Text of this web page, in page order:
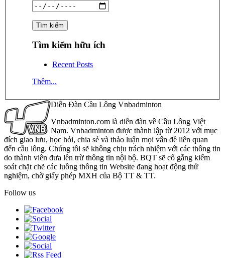
Tìm kiếm hữu ích
Recent Posts
Thêm...
Diễn Đàn Cầu Lông Vnbadminton
Vnbadminton.com là diễn đàn về Cầu Lông Việt
Nam. Vnbadminton được thành lập từ 2012 với mục
đích giao lưu, học hỏi, chia sẻ và thảo luận mọi vấn đề liên quan
đến cầu lông. Chúng tôi sẽ không chịu trách nhiệm với các thông tin
do thành viên đưa lên trừ thông tin nội bộ. BQT sẽ cố gắng kiểm
soát chặt chẽ các luồng thông tin Website đang hoạt động thử
nghiệm, chờ giấy phép MXH của Bộ TT & TT.
Follow us